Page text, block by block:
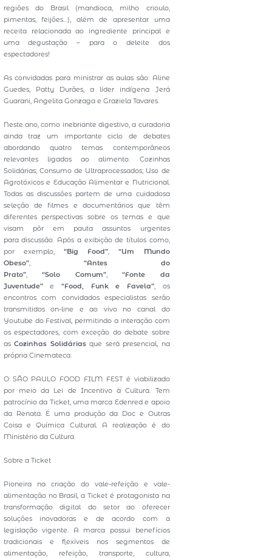
regiões do Brasil (mandioca, milho crioulo,
pimentas, feijões…), além de apresentar uma
receita relacionada ao ingrediente principal e
uma degustação – para o deleite dos
espectadores!
As convidadas para ministrar as aulas são: Aline
Guedes, Patty Durães, a líder indígena Jerá
Guarani, Angelita Gonzaga e Graziela Tavares.
Neste ano, como inebriante digestivo, a curadoria
ainda traz um importante ciclo de debates
abordando quatro temas contemporâneos
relevantes ligados ao alimento: Cozinhas
Solidárias; Consumo de Ultraprocessados; Uso de
Agrotóxicos e Educação Alimentar e Nutricional.
Todas as discussões partem de uma cuidadosa
seleção de filmes e documentários que têm
diferentes perspectivas sobre os temas e que
visam pôr em pauta assuntos urgentes
para discussão. Após a exibição de títulos como,
por exemplo,“Big Food”,“Um Mundo
Obeso”,“Antes do
Prato”,“Solo Comum”,“Fonte da
Juventude”e“Food, Funk e Favela”, os
encontros com convidados especialistas serão
transmitidos on-line e ao vivo no canal do
Youtube do Festival, permitindo a interação com
os espectadores, com exceção do debate sobre
asCozinhas Solidáriasque será presencial, na
própria Cinemateca.
O SÃO PAULO FOOD FILM FEST é viabilizado
por meio da Lei de Incentivo à Cultura. Tem
patrocínio da Ticket, uma marca Edenred e apoio
da Renata. É uma produção da Doc e Outras
Coisa e Química Cultural. A realização é do
Ministério da Cultura.
Sobre a Ticket
Pioneira na criação do vale-refeição e vale-
alimentação no Brasil, a Ticket é protagonista na
transformação digital do setor ao oferecer
soluções inovadoras e de acordo com a
legislação vigente. A marca possui benefícios
tradicionais e flexíveis nos segmentos de
alimentação, refeição, transporte, cultura,